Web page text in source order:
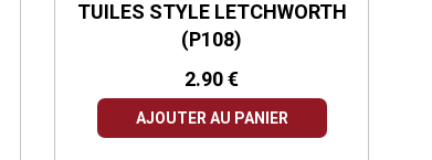
TUILES STYLE LETCHWORTH
(P108)
2.90 €
AJOUTER AU PANIER